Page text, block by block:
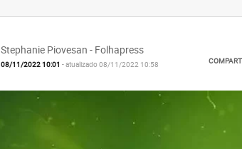
Stephanie Piovesan - Folhapress
08/11/2022 10:01 - atualizado 08/11/2022 10:58